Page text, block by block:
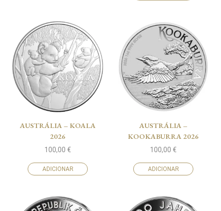
AUSTRÁLIA – KOALA
2026
100,00 €
ADICIONAR
AUSTRÁLIA –
KOOKABURRA 2026
100,00 €
ADICIONAR